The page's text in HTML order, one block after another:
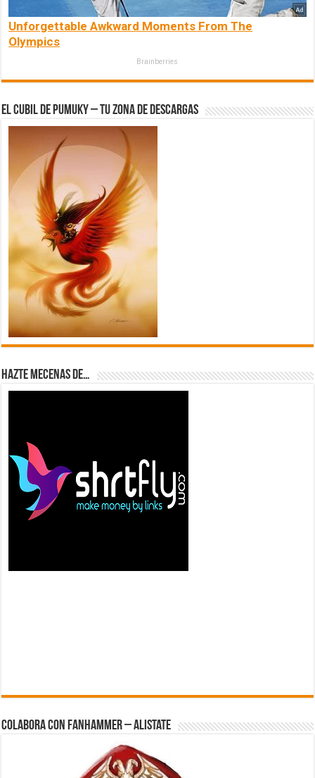
Unforgettable Awkward Moments From The
Olympics
Brainberries
El Cubil de Pumuky – Tu zona de Descargas
Hazte Mecenas de…
Colabora con FanHammer – Alistate